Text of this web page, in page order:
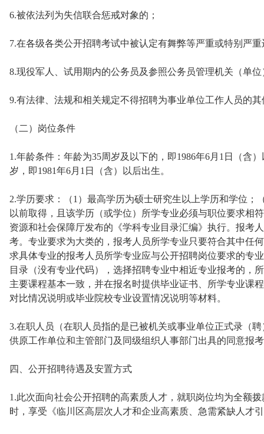
6.被依法列为失信联合惩戒对象的；
7.在各级各类公开招聘考试中被认定有舞弊等严重或特别严
8.现役军人、试用期内的公务员及参照公务员管理机关（单
9.有法律、法规和相关规定不得招聘为事业单位工作人员的
（二）岗位条件
1.年龄条件：年龄为35周岁及以下的，即1986年6月1日（含
岁，即1981年6月1日（含）以后出生。
2.学历要求：（1）最高学历为硕士研究生以上学历和学位；
以前取得，且该学历（或学位）所学专业必须与职位要求相
资源和社会保障厅发布的《学科专业目录汇编》执行。报考
考。专业要求为大类的，报考人员所学专业只要符合其中任
求具体专业的报考人员所学专业应与公开招聘岗位要求的专
目录（没有专业代码），选择招聘专业中相近专业报考的，
主要课程基本一致，并在报名时提供毕业证书、所学专业课
对比情况说明或毕业院校专业设置情况说明等材料。
3.在职人员（在职人员指的是已被机关或事业单位正式录（
供原工作单位和主管部门及同级组织人事部门出具的同意报
四、公开招聘待遇及安置方式
1.此次面向社会公开招聘的高素质人才，就职岗位均为全额
时，享受《临川区高层次人才和企业高素质、急需紧缺人才